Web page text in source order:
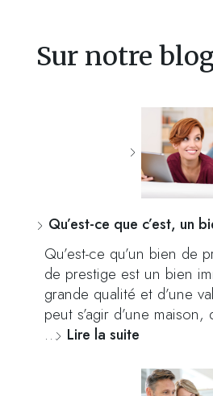
Sur notre
Qu’est-ce que c’est, un
Qu’est-ce qu’un bien de
de prestige est un bien
grande qualité et d’une
peut s’agir d’une maison,
… Lire la suite